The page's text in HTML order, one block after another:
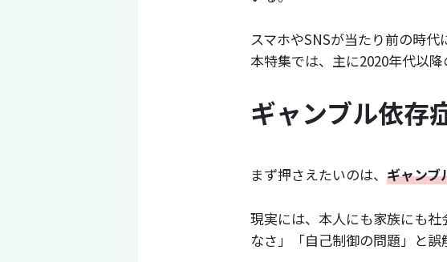
スマホやSNSが当たり前の時
本特集では、主に2020年代以
ギャンブル依存
まず押さえたいのは、 ギャンブ
現実には、本人にも家族にも
なさ」「自己制御の問題」と誤